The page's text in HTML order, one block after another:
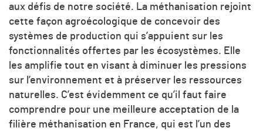
aux défis de notre société. La méthanisation rejoint
cette façon agroécologique de concevoir des
systèmes de production qui s’appuient sur les
fonctionnalités offertes par les écosystèmes. Elle
les amplifie tout en visant à diminuer les pressions
sur l’environnement et à préserver les ressources
naturelles. C’est évidemment ce qu’il faut faire
comprendre pour une meilleure acceptation de la
filière méthanisation en France, qui est l’un des